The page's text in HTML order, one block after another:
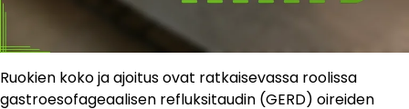
Ruokien koko ja ajoitus ovat ratkaisevassa roolissa
gastroesofageaalisen refluksitaudin (GERD) oireiden